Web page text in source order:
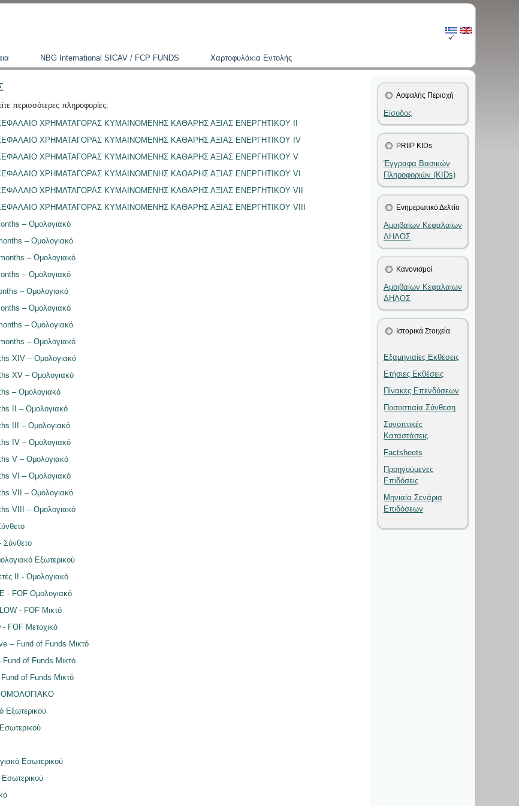
NBG International SICAV / FCP FUNDS Χαρτοφυλάκια Εντολής
περισσότερες πληροφορίες:
ΧΡΗΜΑΤΑΓΟΡΑΣ ΚΥΜΑΙΝΟΜΕΝΗΣ ΚΑΘΑΡΗΣ ΑΞΙΑΣ ΕΝΕΡΓΗΤΙΚΟΥ II
ΧΡΗΜΑΤΑΓΟΡΑΣ ΚΥΜΑΙΝΟΜΕΝΗΣ ΚΑΘΑΡΗΣ ΑΞΙΑΣ ΕΝΕΡΓΗΤΙΚΟΥ IV
ΧΡΗΜΑΤΑΓΟΡΑΣ ΚΥΜΑΙΝΟΜΕΝΗΣ ΚΑΘΑΡΗΣ ΑΞΙΑΣ ΕΝΕΡΓΗΤΙΚΟΥ V
ΧΡΗΜΑΤΑΓΟΡΑΣ ΚΥΜΑΙΝΟΜΕΝΗΣ ΚΑΘΑΡΗΣ ΑΞΙΑΣ ΕΝΕΡΓΗΤΙΚΟΥ VI
ΧΡΗΜΑΤΑΓΟΡΑΣ ΚΥΜΑΙΝΟΜΕΝΗΣ ΚΑΘΑΡΗΣ ΑΞΙΑΣ ΕΝΕΡΓΗΤΙΚΟΥ VII
ΧΡΗΜΑΤΑΓΟΡΑΣ ΚΥΜΑΙΝΟΜΕΝΗΣ ΚΑΘΑΡΗΣ ΑΞΙΑΣ ΕΝΕΡΓΗΤΙΚΟΥ VIII
– Ομολογιακό
– Ομολογιακό
– Ομολογιακό
– Ομολογιακό
– Ομολογιακό
– Ομολογιακό
– Ομολογιακό
– Ομολογιακό
XIV – Ομολογιακό
XV – Ομολογιακό
– Ομολογιακό
II – Ομολογιακό
III – Ομολογιακό
IV – Ομολογιακό
V – Ομολογιακό
VI – Ομολογιακό
VII – Ομολογιακό
VIII – Ομολογιακό
Εξωτερικού
USD 3ετές II - Ομολογιακό
- FOF Ομολογιακό
- FOF Μικτό
FOF Μετοχικό
– Fund of Funds Μικτό
of Funds Μικτό
of Funds Μικτό
ΟΜΟΛΟΓΙΑΚΟ
Εξωτερικού
Εσωτερικού
Ασφαλής Περιοχή
Είσοδος
PRIIP KIDs
Έγγραφα Βασικών
Πληροφοριών (KIDs)
Ενημερωτικό Δελτίο
Αμοιβαίων Κεφαλαίων
ΔΗΛΟΣ
Κανονισμοί
Αμοιβαίων Κεφαλαίων
ΔΗΛΟΣ
Ιστορικά Στοιχεία
Εξαμηνιαίες Εκθέσεις
Ετήσιες Εκθέσεις
Πίνακες Επενδύσεων
Ποσοστιαία Σύνθεση
Συνοπτικές
Καταστάσεις
Factsheets
Προηγούμενες
Επιδόσεις
Μηνιαία Σενάρια
Επιδόσεων